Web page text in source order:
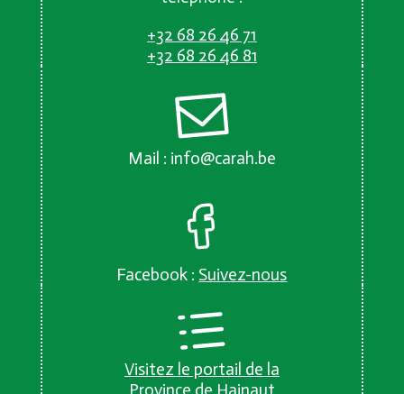
+32 68 26 46 71
+32 68 26 46 81
Mail : info@carah.be
Facebook : Suivez-nous
Visitez le portail de la